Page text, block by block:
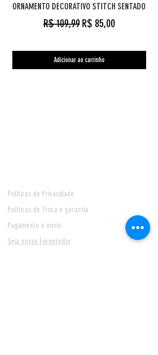
ORNAMENTO DECORATIVO STITCH SENTADO
Preço normal
R$ 109,99 Preço promocional
R$ 85,00
Adicionar ao carrinho
Políticas de Privacidade
Políticas de Troca e garantia
Pagamento e envio
Seja nosso Fornecedor